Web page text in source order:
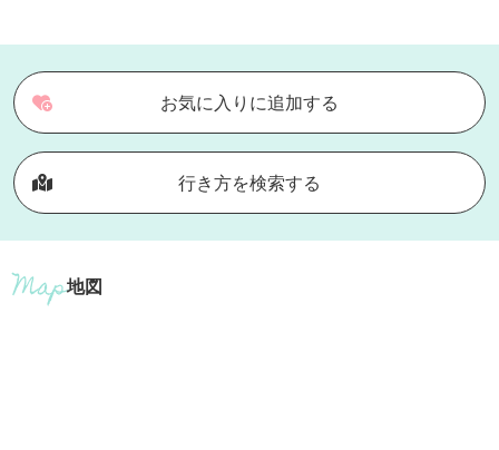
お気に入りに追加する
行き方を検索する
地図